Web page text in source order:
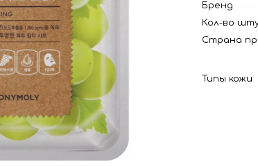
Бренд
Кол-во
Страна
Типы кожи